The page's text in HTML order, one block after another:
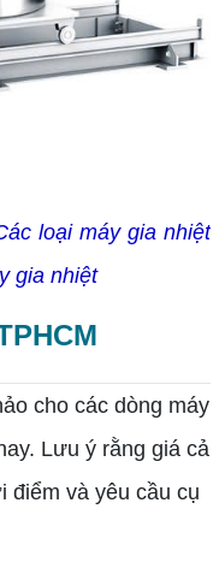
loại máy gia nhiệt
gia nhiệt
cho các dòng máy
Lưu ý rằng giá cả
điểm và yêu cầu cụ